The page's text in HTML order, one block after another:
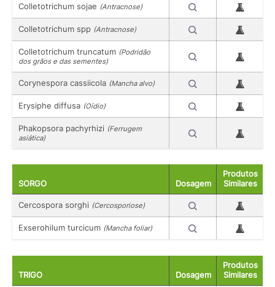
Colletotrichum sojae (Antracnose)
Colletotrichum spp (Antracnose)
Colletotrichum truncatum (Podridão
dos grãos e das sementes)
Corynespora cassiicola (Mancha alvo)
Erysiphe diffusa (Oídio)
Phakopsora pachyrhizi (Ferrugem
asiática)
SORGO Dosagem
Produtos
Similares
Cercospora sorghi (Cercosporiose)
Exserohilum turcicum (Mancha foliar)
TRIGO Dosagem
Produtos
Similares